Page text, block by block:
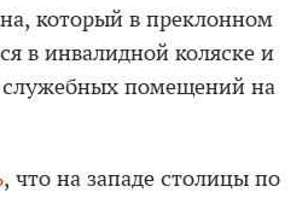
который в преклонном
в инвалидной коляске и
служебных помещений на
, что на западе столицы по